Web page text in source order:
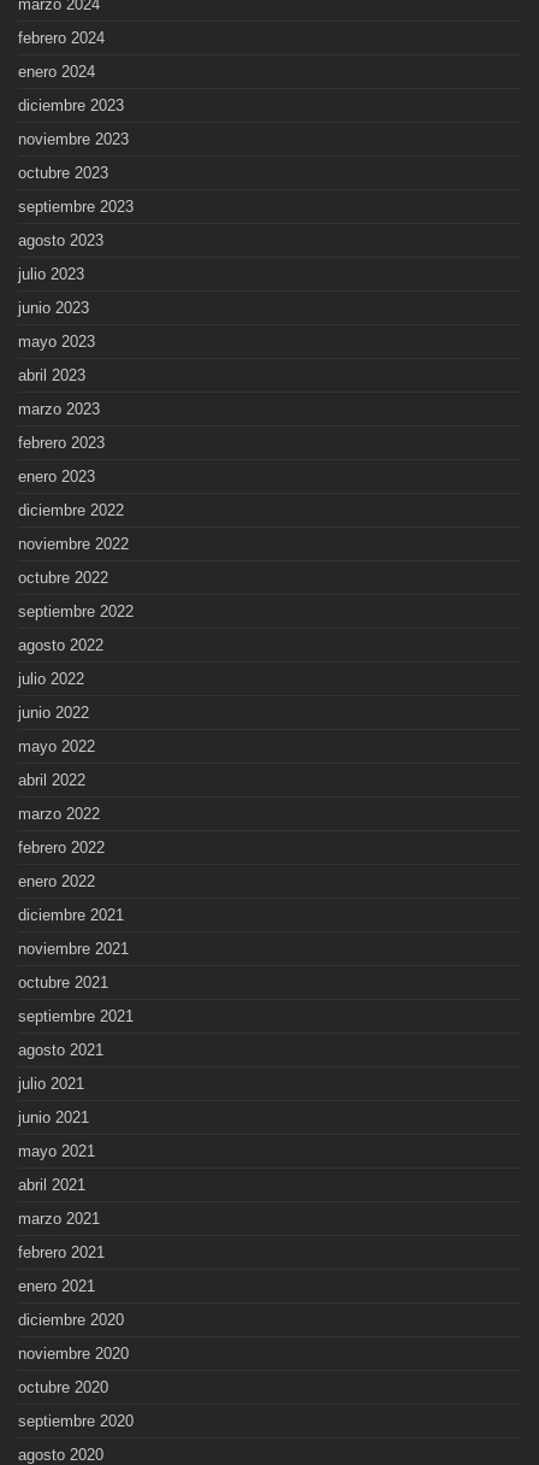
marzo 2024
febrero 2024
enero 2024
diciembre 2023
noviembre 2023
octubre 2023
septiembre 2023
agosto 2023
julio 2023
junio 2023
mayo 2023
abril 2023
marzo 2023
febrero 2023
enero 2023
diciembre 2022
noviembre 2022
octubre 2022
septiembre 2022
agosto 2022
julio 2022
junio 2022
mayo 2022
abril 2022
marzo 2022
febrero 2022
enero 2022
diciembre 2021
noviembre 2021
octubre 2021
septiembre 2021
agosto 2021
julio 2021
junio 2021
mayo 2021
abril 2021
marzo 2021
febrero 2021
enero 2021
diciembre 2020
noviembre 2020
octubre 2020
septiembre 2020
agosto 2020